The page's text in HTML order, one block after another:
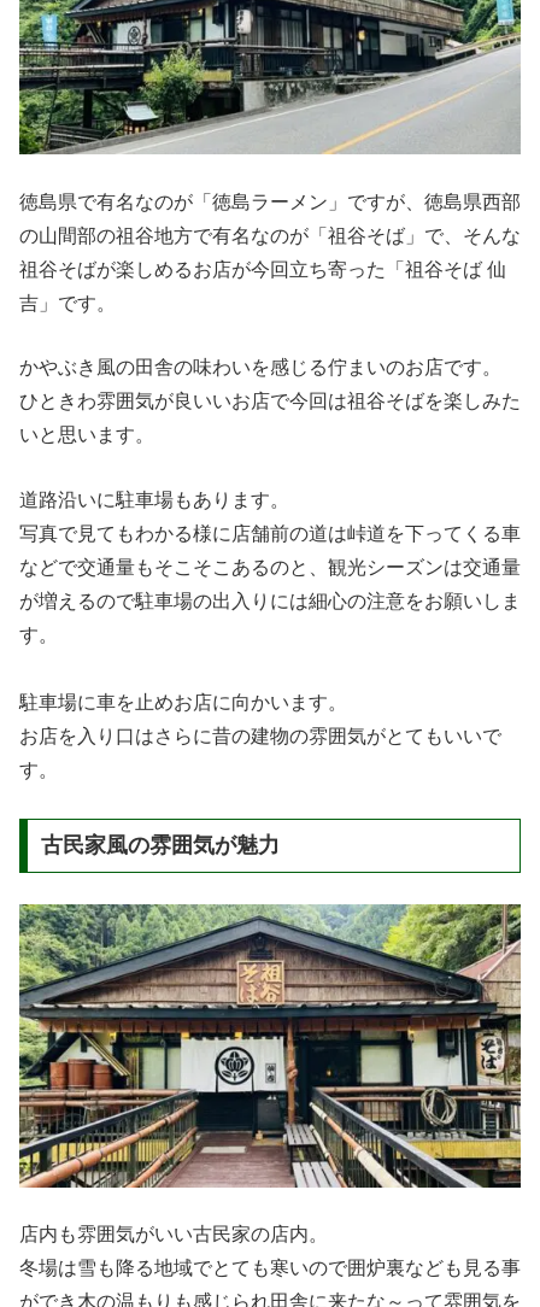
徳島県で有名なのが「徳島ラーメン」ですが、徳島県西部
の山間部の祖谷地方で有名なのが「祖谷そば」で、そんな
祖谷そばが楽しめるお店が今回立ち寄った「祖谷そば 仙
吉」です。
かやぶき風の田舎の味わいを感じる佇まいのお店です。
ひときわ雰囲気が良いいお店で今回は祖谷そばを楽しみた
いと思います。
道路沿いに駐車場もあります。
写真で見てもわかる様に店舗前の道は峠道を下ってくる車
などで交通量もそこそこあるのと、観光シーズンは交通量
が増えるので駐車場の出入りには細心の注意をお願いしま
す。
駐車場に車を止めお店に向かいます。
お店を入り口はさらに昔の建物の雰囲気がとてもいいで
す。
古民家風の雰囲気が魅力
店内も雰囲気がいい古民家の店内。
冬場は雪も降る地域でとても寒いので囲炉裏なども見る事
ができ木の温もりも感じられ田舎に来たな～って雰囲気を